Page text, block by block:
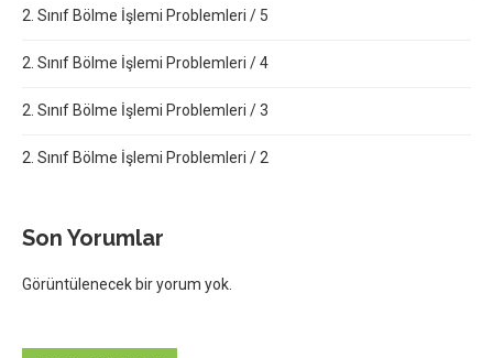
2. Sınıf Bölme İşlemi Problemleri / 5
2. Sınıf Bölme İşlemi Problemleri / 4
2. Sınıf Bölme İşlemi Problemleri / 3
2. Sınıf Bölme İşlemi Problemleri / 2
Son Yorumlar
Görüntülenecek bir yorum yok.